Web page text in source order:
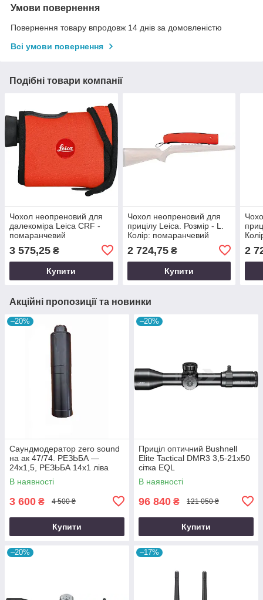
Умови повернення
Повернення товару впродовж 14 днів за домовленістю
Всі умови повернення
Подібні товари компанії
Чохол неопреновий для
далекоміра Leica CRF -
помаранчевий
3 575,25 ₴
Купити
Чохол неопреновий для
прицілу Leica. Розмір - L.
Колір: помаранчевий
2 724,75₴
Купити
2
Акційні пропозиції та новинки
–20%
Саундмодератор zero sound
на ак 47/74. РЕЗЬБА —
24х1,5, РЕЗЬБА 14х1 ліва
В наявності
3 600 ₴ 4 500 ₴
Купити
–20%
Приціл оптичний Bushnell
Elite Tactical DMR3 3,5-21x50
сітка EQL
В наявності
96 840 ₴ 121 050 ₴
Купити
–20% –17%